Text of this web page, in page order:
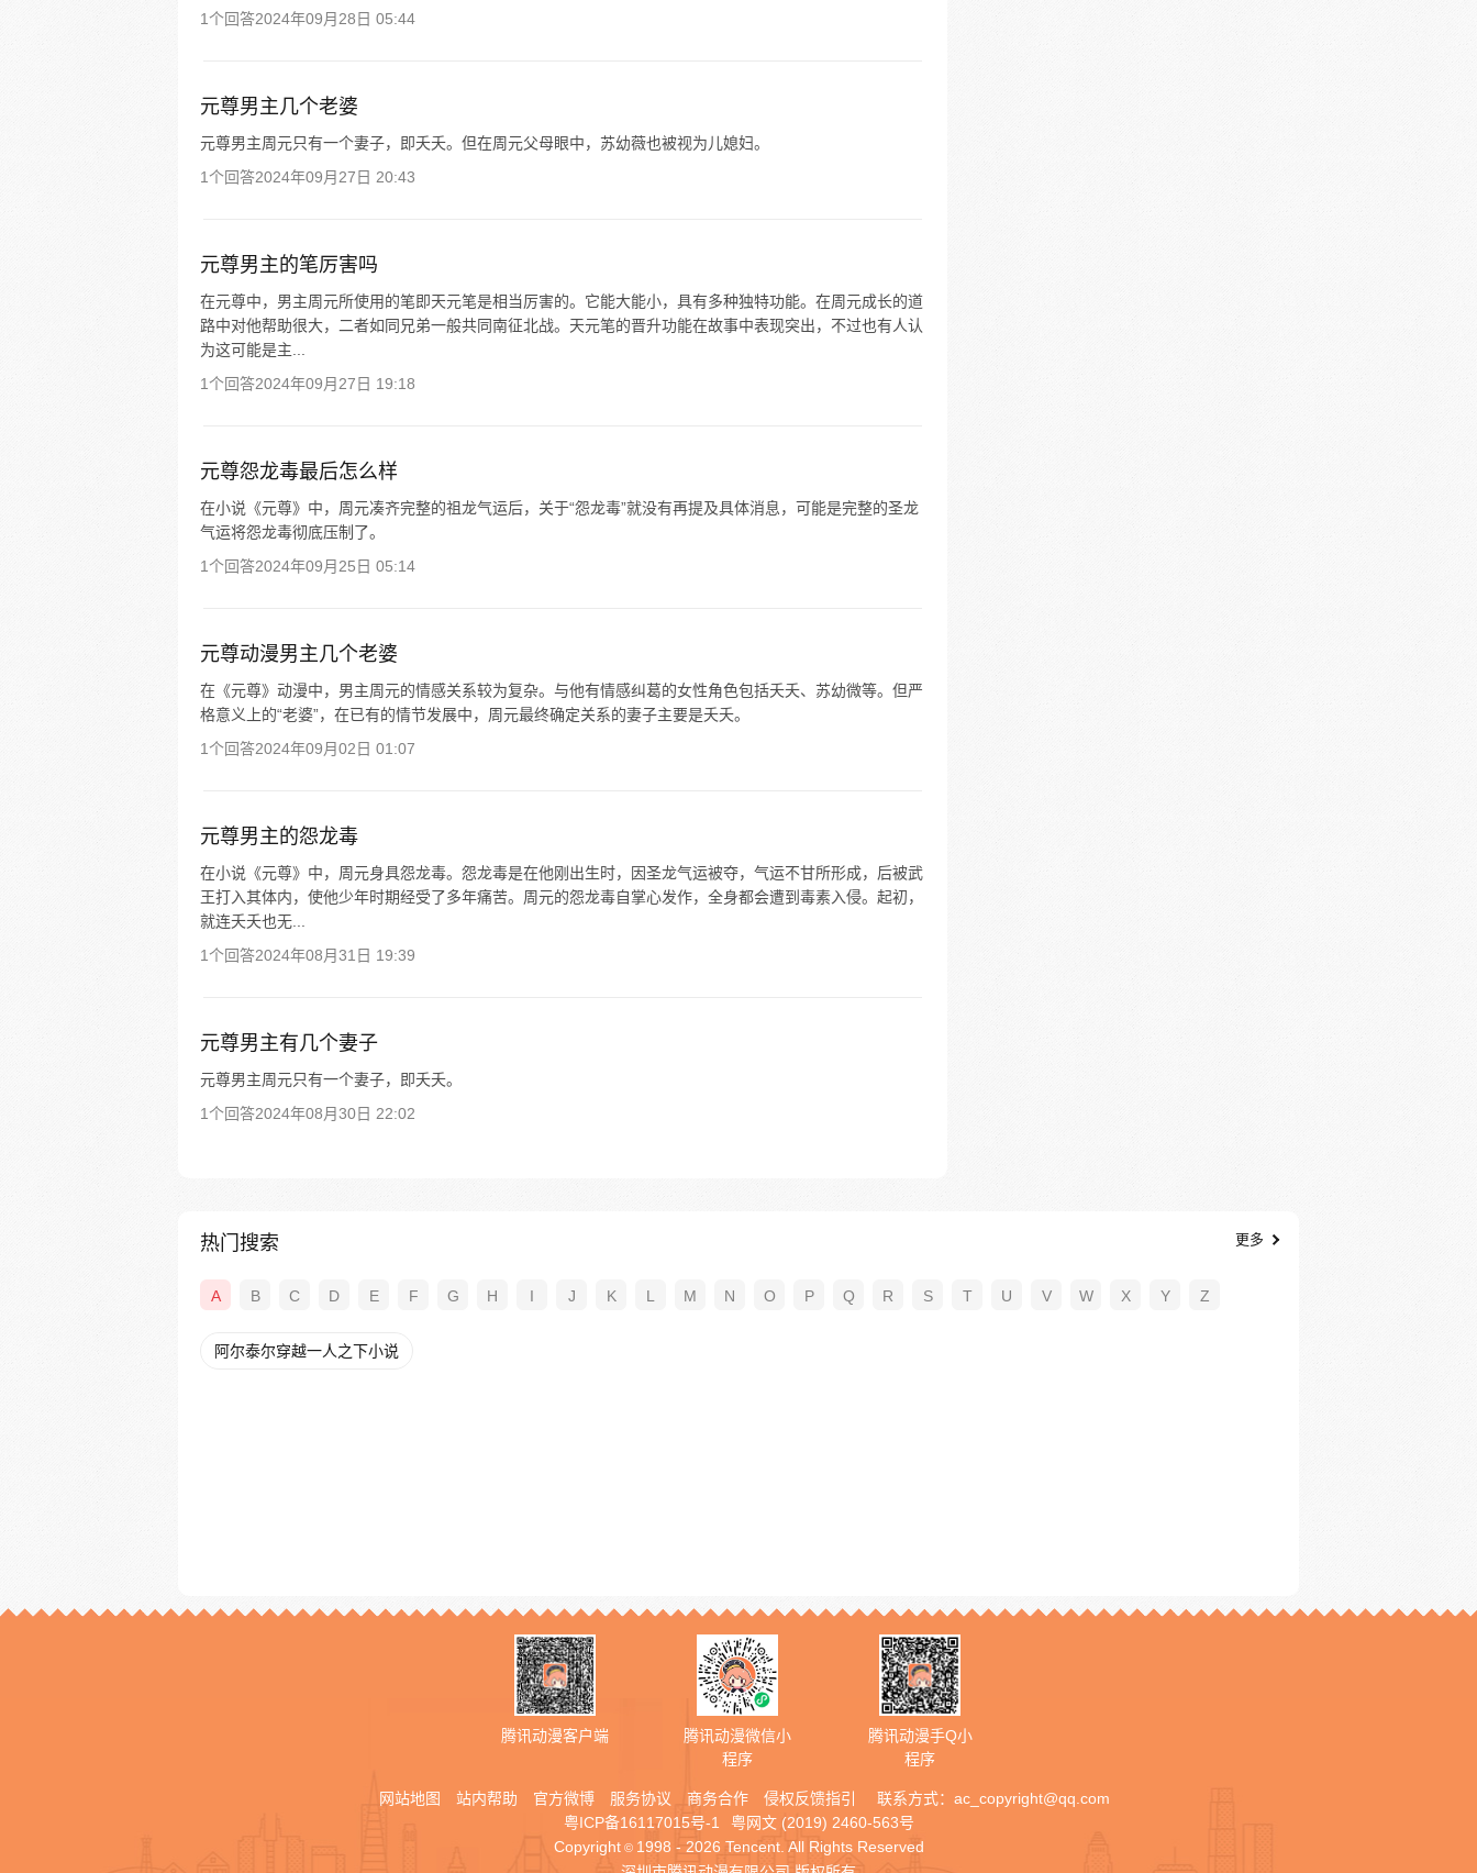
1个回答2024年09月28日 05:44
元尊男主几个老婆
元尊男主周元只有一个妻子，即夭夭。但在周元父母眼中，苏幼薇也被视为儿媳妇。
1个回答2024年09月27日 20:43
元尊男主的笔厉害吗
在元尊中，男主周元所使用的笔即天元笔是相当厉害的。它能大能小，具有多种独特功能。在周元成长的道
路中对他帮助很大，二者如同兄弟一般共同南征北战。天元笔的晋升功能在故事中表现突出，不过也有人认
为这可能是主...
1个回答2024年09月27日 19:18
元尊怨龙毒最后怎么样
在小说《元尊》中，周元凑齐完整的祖龙气运后，关于“怨龙毒”就没有再提及具体消息，可能是完整的圣龙
气运将怨龙毒彻底压制了。
1个回答2024年09月25日 05:14
元尊动漫男主几个老婆
在《元尊》动漫中，男主周元的情感关系较为复杂。与他有情感纠葛的女性角色包括夭夭、苏幼微等。但严
格意义上的“老婆”，在已有的情节发展中，周元最终确定关系的妻子主要是夭夭。
1个回答2024年09月02日 01:07
元尊男主的怨龙毒
在小说《元尊》中，周元身具怨龙毒。怨龙毒是在他刚出生时，因圣龙气运被夺，气运不甘所形成，后被武
王打入其体内，使他少年时期经受了多年痛苦。周元的怨龙毒自掌心发作，全身都会遭到毒素入侵。起初，
就连夭夭也无...
1个回答2024年08月31日 19:39
元尊男主有几个妻子
元尊男主周元只有一个妻子，即夭夭。
1个回答2024年08月30日 22:02
热门搜索 更多
A B C D E F G H I J K L M N O P Q R S T U V W X Y Z
阿尔泰尔穿越一人之下小说
腾讯动漫客户端
腾讯动漫微信小
程序
腾讯动漫手Q小
程序
网站地图 站内帮助 官方微博 服务协议 商务合作 侵权反馈指引 联系方式： ac_copyright@qq.com
粤ICP备16117015号-1
粤网文 (2019) 2460-563号
Copyright © 1998 - 2026 Tencent. All Rights Reserved